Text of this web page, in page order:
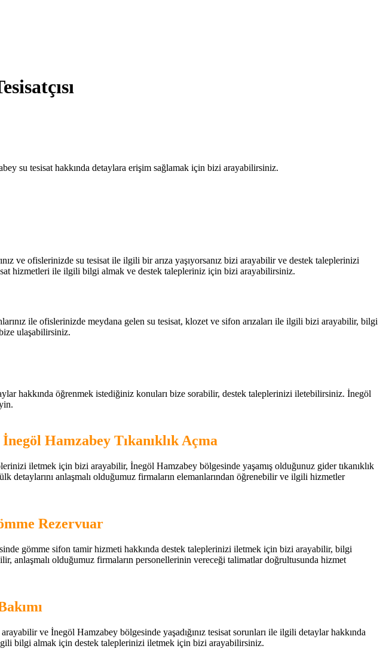
su tesisat hakkında detaylara erişim sağlamak için bizi arayabilirsiniz.
ve ofislerinizde su tesisat ile ilgili bir arıza yaşıyorsanız bizi arayabilir ve destek taleplerinizi
hizmetleri ile ilgili bilgi almak ve destek talepleriniz için bizi arayabilirsiniz.
ile ofislerinizde meydana gelen su tesisat, klozet ve sifon arızaları ile ilgili bizi arayabilir, bilgi
ulaşabilirsiniz.
hakkında öğrenmek istediğiniz konuları bize sorabilir, destek taleplerinizi iletebilirsiniz. İnegöl
Hamzabey Tıkanıklık Açma
iletmek için bizi arayabilir, İnegöl Hamzabey bölgesinde yaşamış olduğunuz gider tıkanıklık
anlaşmalı olduğumuz firmaların elemanlarından öğrenebilir ve ilgili hizmetler
Rezervuar
gömme sifon tamir hizmeti hakkında destek taleplerinizi iletmek için bizi arayabilir, bilgi
anlaşmalı olduğumuz firmaların personellerinin vereceği talimatlar doğrultusunda hizmet
ve İnegöl Hamzabey bölgesinde yaşadığınız tesisat sorunları ile ilgili detaylar hakkında
bilgi almak için destek taleplerinizi iletmek için bizi arayabilirsiniz.